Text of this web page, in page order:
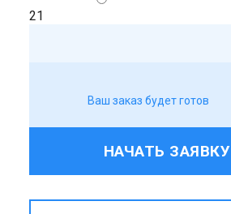
21
Ваш заказ будет готов
НАЧАТЬ ЗАЯВКУ